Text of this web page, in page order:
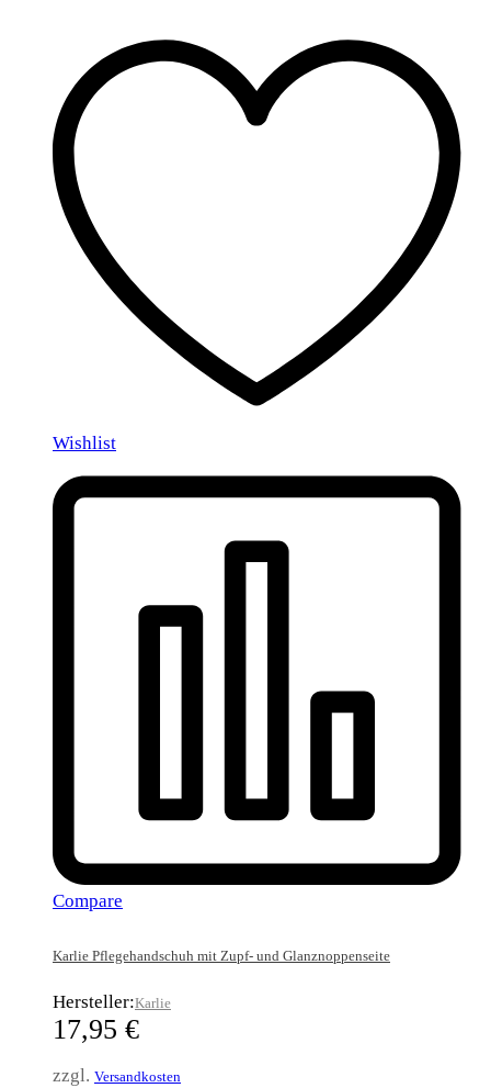
Wishlist
Compare
Karlie Pflegehandschuh mit Zupf- und Glanznoppenseite
Hersteller:Karlie
17,95 €
zzgl. Versandkosten